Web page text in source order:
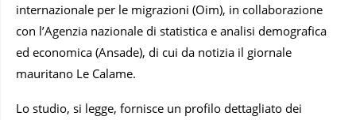
internazionale per le migrazioni (Oim), in collaborazione
con l’Agenzia nazionale di statistica e analisi demografica
ed economica (Ansade), di cui da notizia il giornale
mauritano Le Calame.
Lo studio, si legge, fornisce un profilo dettagliato dei